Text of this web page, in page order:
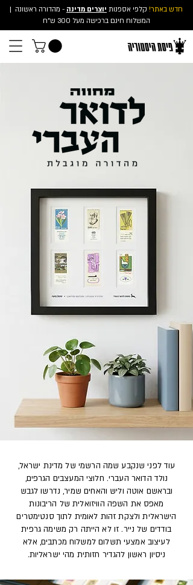
חדש באתר! קלפי אספנות יוצרים מדינה - מהדורה ראשונה |
המשלוח חינם ברכישה מעל 300 ש"ח
עוד לפני שנקבע שמה הרשמי של מדינת ישראל,
נולד הדואר העברי. חלוצי המעצבים הגרפים,
ובראשם אוטה וליש והאחים שמיר, נדרשו לגבש
מאפס את השפה הוויזואלית של הריבונות
הישראלית ולצקת זהות לאומית לתוך סנטימטרים
בודדים של נייר. זו לא הייתה רק משימה גרפית
לעיצוב אמצעי תשלום למשלוח מכתבים, אלא
ניסיון ראשון להגדיר חזותית מהי ישראליות.